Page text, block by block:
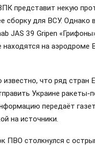
представит некую
сборку для ВСУ. Однако
JAS 39 Gripen
на аэродроме
известно, что ряд стран
Украине ракеты-
передаёт
на источники.
ПВО столкнулся с